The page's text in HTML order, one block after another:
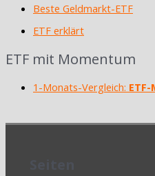
Beste Geldmarkt-ETF
ETF erklärt
ETF mit Momentum
1-Monats-Vergleich: